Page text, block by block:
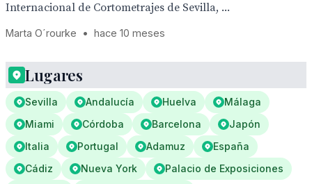
Internacional de Cortometrajes de Sevilla, ...
Marta O´rourke • hace 10 meses
Lugares
Sevilla Andalucía Huelva
Málaga
Miami
Córdoba Barcelona
Japón
Italia
Portugal Adamuz
España
Cádiz
Nueva York
Palacio de Exposiciones